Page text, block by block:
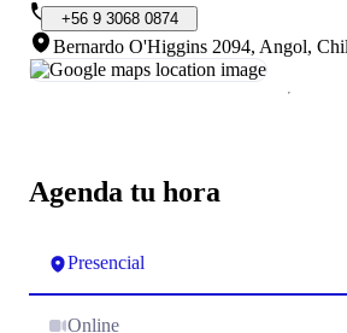
Agenda tu hora
Presencial
Online
+56 9 3068 0874
Bernardo O'Higgins 2094, Angol,